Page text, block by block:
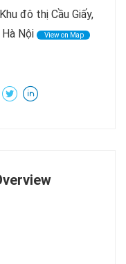
đô thị Cầu Giấy,
Hà Nội
View on Map